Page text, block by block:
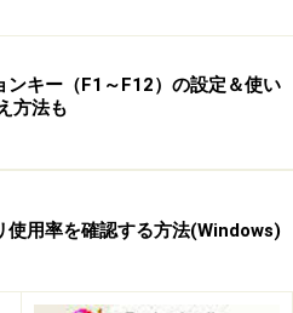
と、縮小された画像がメッセ
。
ンキー（F1～F12）の設定＆使い
方法も
使用率を確認する方法(Windows)